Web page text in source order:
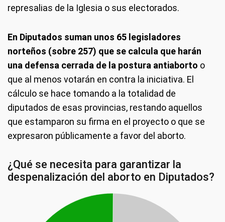
represalias de la Iglesia o sus electorados.
En Diputados suman unos 65 legisladores
norteños (sobre 257) que se calcula que harán
una defensa cerrada de la postura antiaborto o
que al menos votarán en contra la iniciativa. El
cálculo se hace tomando a la totalidad de
diputados de esas provincias, restando aquellos
que estamparon su firma en el proyecto o que se
expresaron públicamente a favor del aborto.